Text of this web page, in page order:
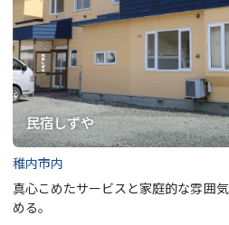
民宿しずや
稚内市内
真心こめたサービスと家庭的な雰囲
める。